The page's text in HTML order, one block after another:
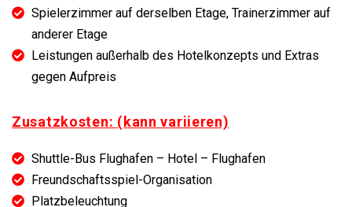
Spielerzimmer auf derselben Etage, Trainerzimmer auf
anderer Etage
Leistungen außerhalb des Hotelkonzepts und Extras
gegen Aufpreis
Zusatzkosten: (kann variieren)
Shuttle-Bus Flughafen – Hotel – Flughafen
Freundschaftsspiel-Organisation
Platzbeleuchtung